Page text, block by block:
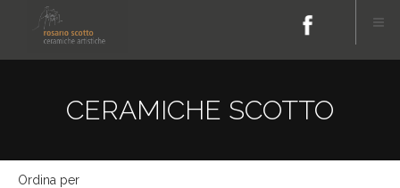
CERAMICHE SCOTTO
Ordina per